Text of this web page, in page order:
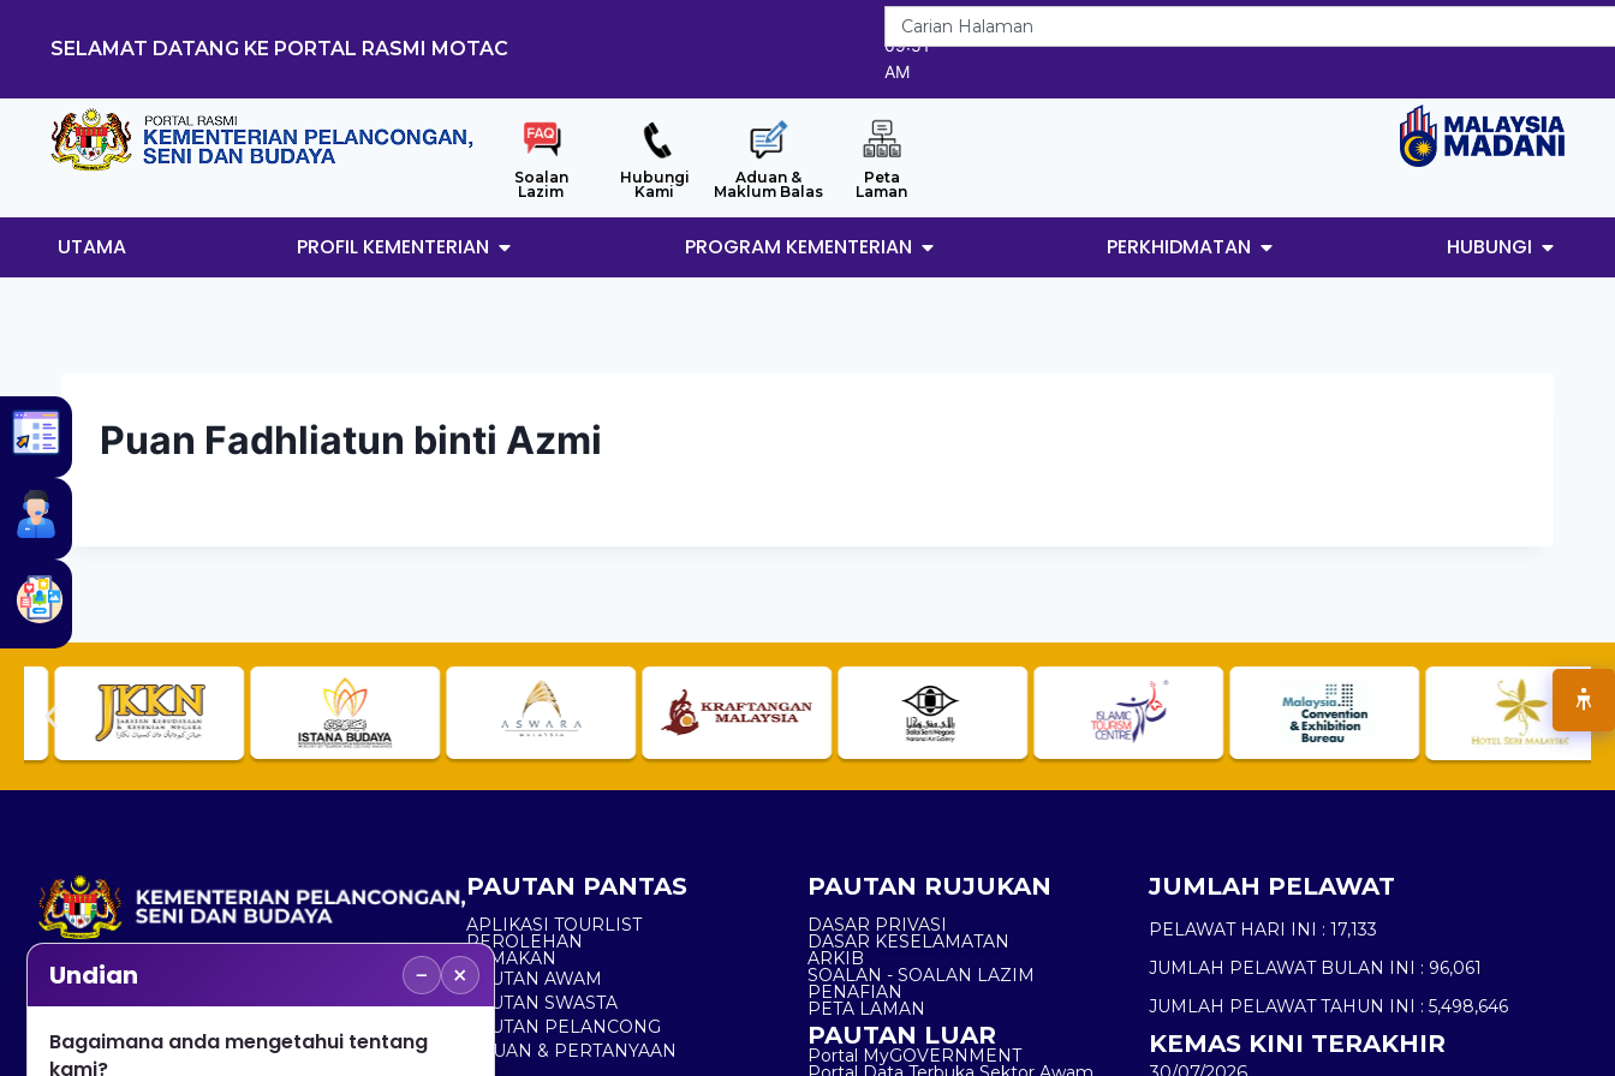
SELAMAT DATANG KE PORTAL RASMI MOTAC
6/8/2026
09:51
AM
Soalan
Lazim
Hubungi
Kami
Aduan &
Maklum Balas
Peta
Laman
UTAMA PROFIL KEMENTERIAN PROGRAM KEMENTERIAN PERKHIDMATAN HUBUNGI
Puan Fadhliatun binti Azmi
No. 2, Menara 1, Jalan P5/6, Presint 5,
+603 8000 8000
PAUTAN PANTAS
APLIKASI TOURLIST
PEROLEHAN
SEMAKAN
PAUTAN AWAM
PAUTAN SWASTA
PAUTAN PELANCONG
ADUAN & PERTANYAAN
PAUTAN RUJUKAN
DASAR PRIVASI
DASAR KESELAMATAN
ARKIB
SOALAN - SOALAN LAZIM
PENAFIAN
PETA LAMAN
PAUTAN LUAR
Portal MyGOVERNMENT
JUMLAH PELAWAT
PELAWAT HARI INI : 17,133
JUMLAH PELAWAT BULAN INI : 96,061
JUMLAH PELAWAT TAHUN INI : 5,498,646
KEMAS KINI TERAKHIR
Undian − ×
Bagaimana anda mengetahui tentang
kami?